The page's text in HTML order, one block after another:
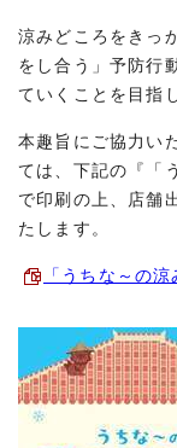
涼みどころをきっ
をし合う」予防行
ていくことを目指
本趣旨にご協力い
ては、下記の『「
で印刷の上、店舗
たします。
「うちな～の